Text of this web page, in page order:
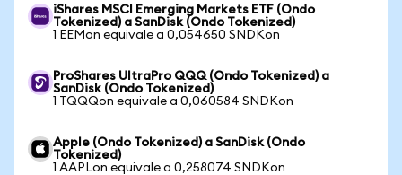
iShares MSCI Emerging Markets ETF (Ondo
Tokenized) a SanDisk (Ondo Tokenized)
1 EEMon equivale a 0,054650 SNDKon
ProShares UltraPro QQQ (Ondo Tokenized) a
SanDisk (Ondo Tokenized)
1 TQQQon equivale a 0,060584 SNDKon
Apple (Ondo Tokenized) a SanDisk (Ondo
Tokenized)
1 AAPLon equivale a 0,258074 SNDKon